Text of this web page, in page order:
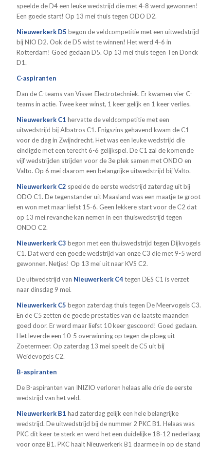
speelde de D4 een leuke wedstrijd die met 4-8 werd gewonnen!
Een goede start! Op 13 mei thuis tegen ODO D2.
Nieuwerkerk D5 begon de veldcompetitie met een uitwedstrijd
bij NIO D2. Ook de D5 wist te winnen! Het werd 4-6 in
Rotterdam! Goed gedaan D5. Op 13 mei thuis tegen Ten Donck
D1.
C-aspiranten
Dan de C-teams van Visser Electrotechniek. Er kwamen vier C-
teams in actie. Twee keer winst, 1 keer gelijk en 1 keer verlies.
Nieuwerkerk C1 hervatte de veldcompetitie met een
uitwedstrijd bij Albatros C1. Enigszins gehavend kwam de C1
voor de dag in Zwijndrecht. Het was een leuke wedstrijd die
eindigde met een terecht 6-6 gelijkspel. De C1 zal de komende
vijf wedstrijden strijden voor de 3e plek samen met ONDO en
Valto. Op 6 mei daarom een belangrijke uitwedstrijd bij Valto.
Nieuwerkerk C2 speelde de eerste wedstrijd zaterdag uit bij
ODO C1. De tegenstander uit Maasland was een maatje te groot
en won met maar liefst 15-6. Geen lekkere start voor de C2 dat
op 13 mei revanche kan nemen in een thuiswedstrijd tegen
ONDO C2.
Nieuwerkerk C3 begon met een thuiswedstrijd tegen Dijkvogels
C1. Dat werd een goede wedstrijd van onze C3 die met 9-5 werd
gewonnen. Netjes! Op 13 mei uit naar KVS C2.
De uitwedstrijd van Nieuwerkerk C4tegen DES C1 is verzet
naar dinsdag 9 mei.
Nieuwerkerk C5 begon zaterdag thuis tegen De Meervogels C3.
En de C5 zetten de goede prestaties van de laatste maanden
goed door. Er werd maar liefst 10 keer gescoord! Goed gedaan.
Het leverde een 10-5 overwinning op tegen de ploeg uit
Zoetermeer. Op zaterdag 13 mei speelt de C5 uit bij
Weidevogels C2.
B-aspiranten
De B-aspiranten van INIZIO verloren helaas alle drie de eerste
wedstrijd van het veld.
Nieuwerkerk B1 had zaterdag gelijk een hele belangrijke
wedstrijd. De uitwedstrijd bij de nummer 2 PKC B1. Helaas was
PKC dit keer te sterk en werd het een duidelijke 18-12 nederlaag
voor onze B1. PKC haalt Nieuwerkerk B1 daarmee in op de stand